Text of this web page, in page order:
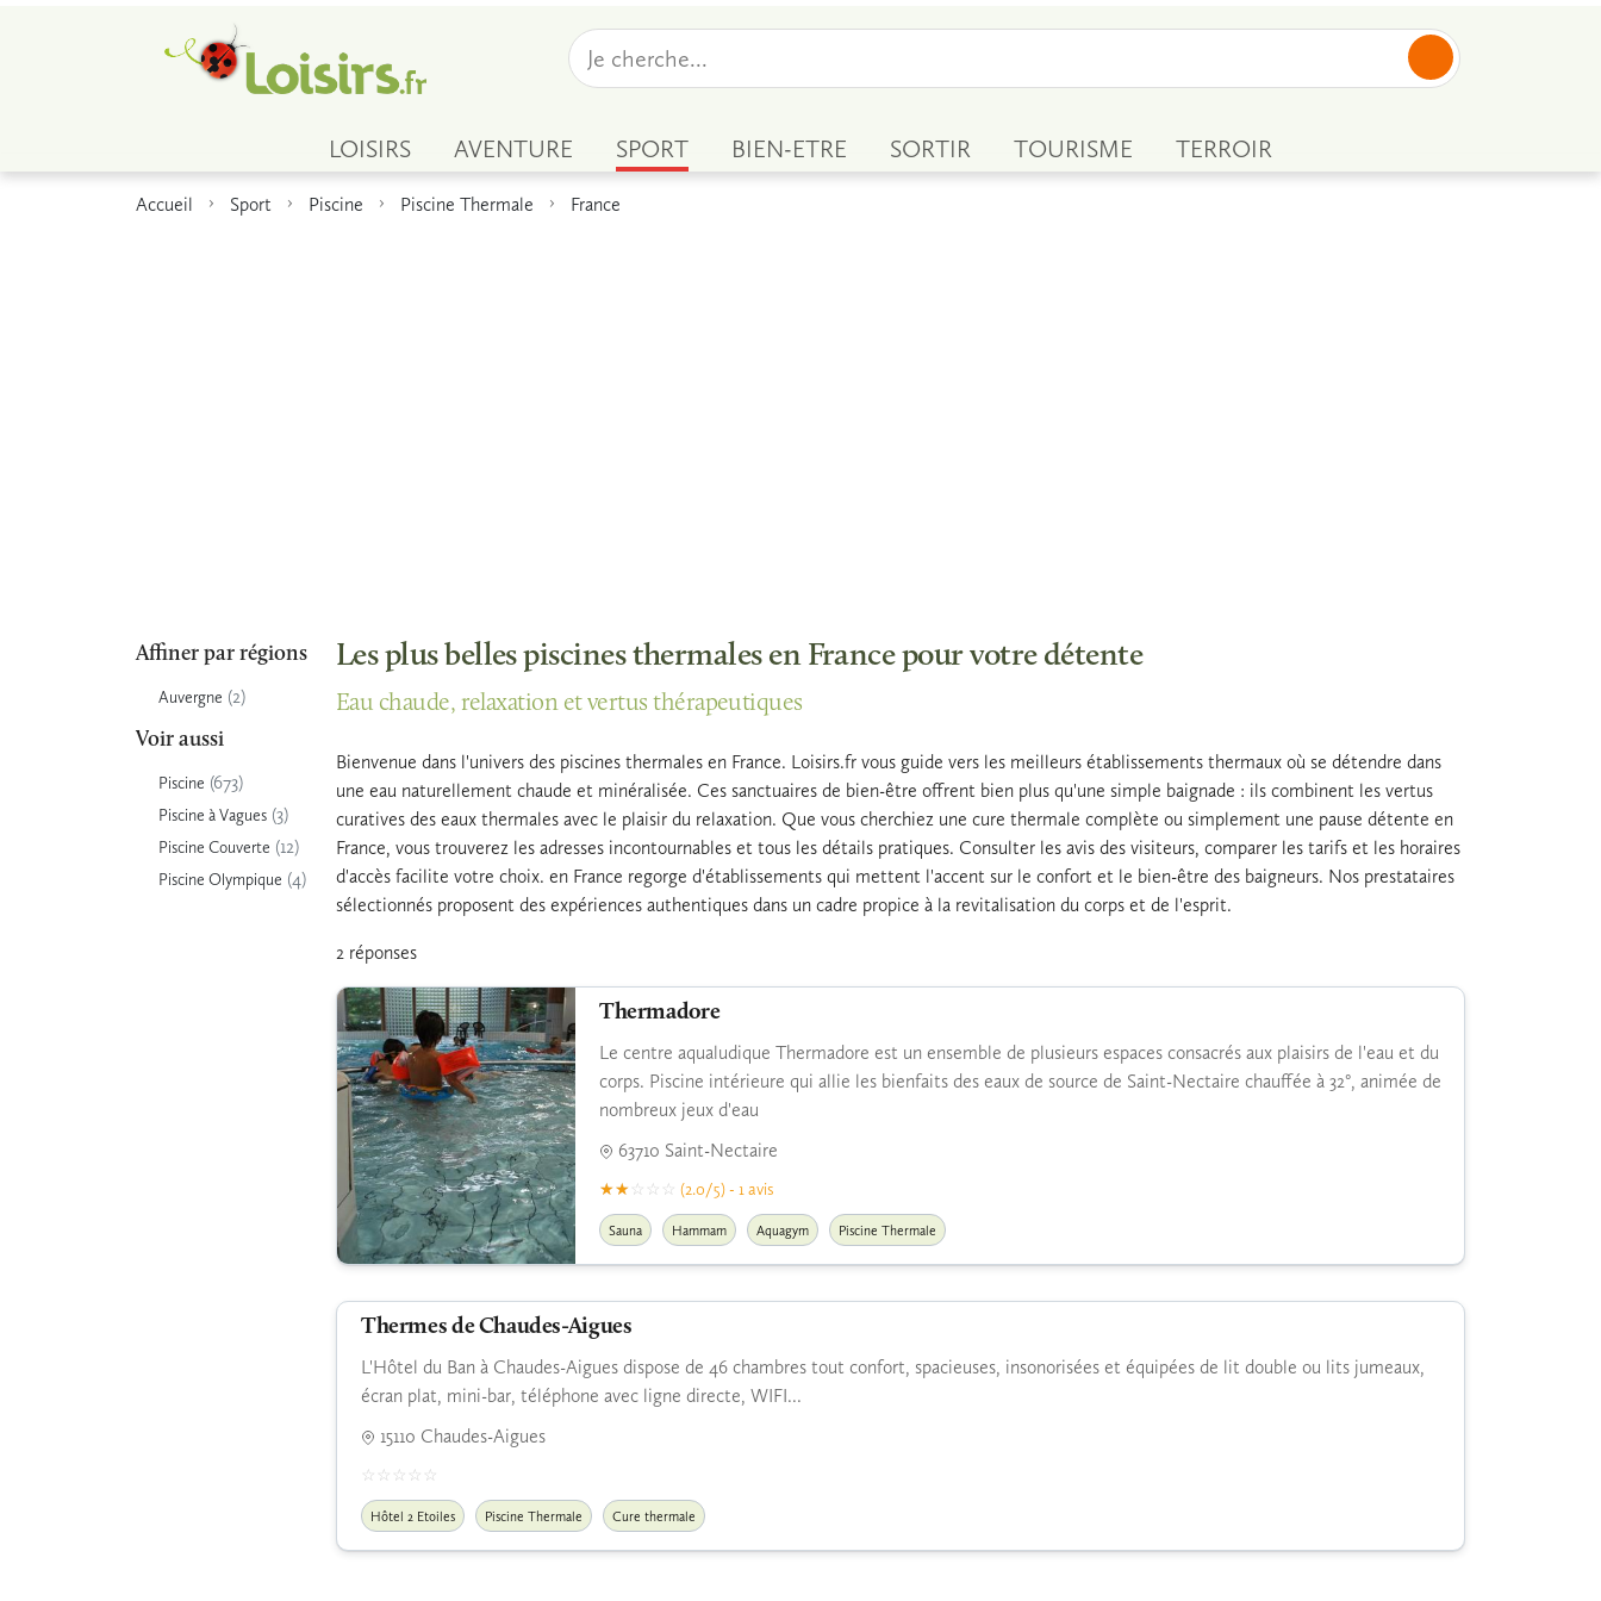
LOISIRS AVENTURE SPORT BIEN-ETRE SORTIR TOURISME TERROIR
Accueil Sport Piscine Piscine Thermale France
Affiner par régions
Auvergne (2)
Voir aussi
Piscine (673)
Piscine à Vagues (3)
Piscine Couverte (12)
Piscine Olympique (4)
Les plus belles piscines thermales en France pour votre détente
Eau chaude, relaxation et vertus thérapeutiques
Bienvenue dans l'univers des piscines thermales en France. Loisirs.fr vous guide vers les meilleurs établissements thermaux où se détendre dans
une eau naturellement chaude et minéralisée. Ces sanctuaires de bien-être offrent bien plus qu'une simple baignade : ils combinent les vertus
curatives des eaux thermales avec le plaisir du relaxation. Que vous cherchiez une cure thermale complète ou simplement une pause détente en
France, vous trouverez les adresses incontournables et tous les détails pratiques. Consulter les avis des visiteurs, comparer les tarifs et les horaires
d'accès facilite votre choix. en France regorge d'établissements qui mettent l'accent sur le confort et le bien-être des baigneurs. Nos prestataires
sélectionnés proposent des expériences authentiques dans un cadre propice à la revitalisation du corps et de l'esprit.
2 réponses
Thermadore
Le centre aqualudique Thermadore est un ensemble de plusieurs espaces consacrés aux plaisirs de l'eau et du
corps. Piscine intérieure qui allie les bienfaits des eaux de source de Saint-Nectaire chauffée à 32°, animée de
nombreux jeux d'eau
63710 Saint-Nectaire
(2.0/5) - 1 avis
Sauna Hammam Aquagym Piscine Thermale
Thermes de Chaudes-Aigues
L'Hôtel du Ban à Chaudes-Aigues dispose de 46 chambres tout confort, spacieuses, insonorisées et équipées de lit double ou lits jumeaux,
écran plat, mini-bar, téléphone avec ligne directe, WIFI...
15110 Chaudes-Aigues
Hôtel 2 Etoiles Piscine Thermale Cure thermale